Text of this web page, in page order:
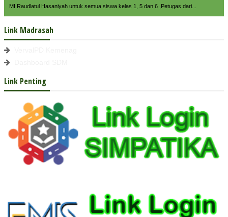
MI Raudlatul Hasaniyah untuk semua siswa kelas 1, 5 dan 6 ,Petugas dari...
Link Madrasah
Link Penting